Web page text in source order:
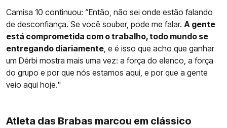
Camisa 10 continuou: “Então, não sei onde estão falando
de desconfiança. Se você souber, pode me falar. A gente
está comprometida com o trabalho, todo mundo se
entregando diariamente, e é isso que acho que ganhar
um Dérbi mostra mais uma vez: a força do elenco, a força
do grupo e por que nós estamos aqui, e por que a gente
veio aqui hoje."
Atleta das Brabas marcou em clássico